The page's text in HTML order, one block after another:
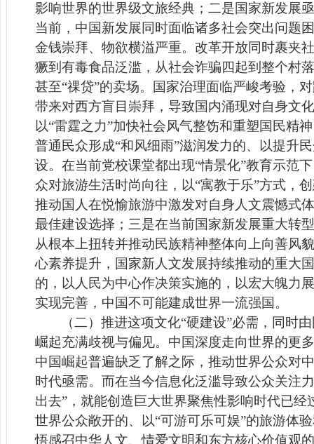
影响世界的世界级文旅经典；二是国家新发展
当前，中国新发展同时面临诸多社会突出问题
金钱崇拜、物欲横溢严重。改革开放同时裹夹
獗到有毒食品泛滥，从社会诈骗四起到整个村
甚至“祼贷”的卖场。国家治理面临严峻考验，
带来对西方盲目崇拜，导致国内涌现对自身文
以“雷霆之力”加快社会风气整饬和重塑国民精
普通民众形成“和风细雨”滋润发力的、以提升
设。在当前党校课堂都出现“情景化”教育示范
众对旅游生活时尚向往，以“寓教于乐”方式，
推动国人在悦愉旅游中激发对自身人文震憾式
最佳建设选择；三是在当前国家新发展重大转
从根本上扭转并推动民族精神整体向上向善风
心素养提升，国家新人文发展持续推动的重大
的，以人民为中心作决策实施的，以宏大魄力
实现完善 ，中国不可能建成世界一流强国 。
（二）推进这项文化“硬建设”必需，同时
崛起充满歧视与偏见。中国深度走向世界的更
中国崛起普遍缺乏了解之际，推动世界公众对
时代亟需。而在当今信息化泛滥导致公众关注
出去”，就能创造巨大世界聚焦性影响时代已
世界公众敞开的、以“可游可乐可娱”的旅游体
悟感召中华人文、情爱文明和东方核心价值观